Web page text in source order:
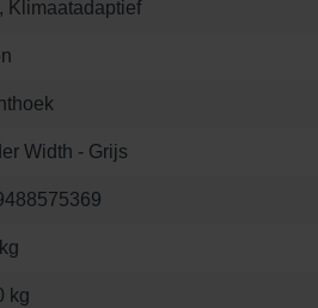
Klimaatadaptief
Width - Grijs
kg